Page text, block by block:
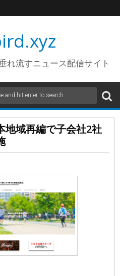
れ流すニュース配信サイト
地域再編で子会社2社